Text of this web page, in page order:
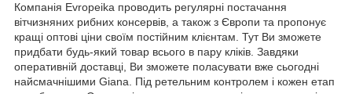
Компанія Evropeika проводить регулярні постачання
вітчизняних рибних консервів, а також з Європи та пропонує
кращі оптові ціни своїм постійним клієнтам. Тут Ви зможете
придбати будь-який товар всього в пару кліків. Завдяки
оперативній доставці, Ви зможете поласувати вже сьогодні
найсмачнішими Giana. Під ретельним контролем і кожен етап